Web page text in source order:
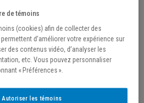
de témoins
(cookies) afin de collecter des
d’améliorer votre expérience sur
des contenus vidéo, d’analyser les
etc. Vous pouvez personnaliser
« Préférences ».
Autoriser les témoins